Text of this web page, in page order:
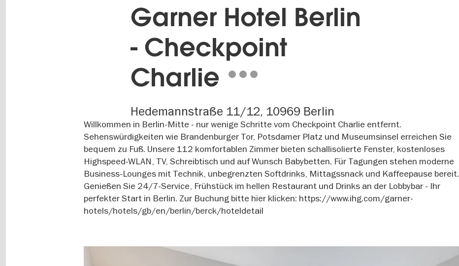
Garner Hotel Berlin
- Checkpoint
Charlie
Hedemannstraße 11/12, 10969 Berlin
Willkommen in Berlin-Mitte - nur wenige Schritte vom Checkpoint Charlie entfernt.
Sehenswürdigkeiten wie Brandenburger Tor, Potsdamer Platz und Museumsinsel erreichen Sie
bequem zu Fuß. Unsere 112 komfortablen Zimmer bieten schallisolierte Fenster, kostenloses
Highspeed-WLAN, TV, Schreibtisch und auf Wunsch Babybetten. Für Tagungen stehen moderne
Business-Lounges mit Technik, unbegrenzten Softdrinks, Mittagssnack und Kaffeepause bereit.
Genießen Sie 24/7-Service, Frühstück im hellen Restaurant und Drinks an der Lobbybar - Ihr
perfekter Start in Berlin. Zur Buchung bitte hier klicken: https://www.ihg.com/garner-
hotels/hotels/gb/en/berlin/berck/hoteldetail